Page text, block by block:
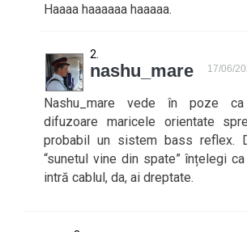
Haaaa haaaaaa haaaaa.
nashu_mare 17/06/
Nashu_mare vede în poze
difuzoare maricele orientate
probabil un sistem bass reflex.
“sunetul vine din spate” înțelegi
intră cablul, da, ai dreptate.